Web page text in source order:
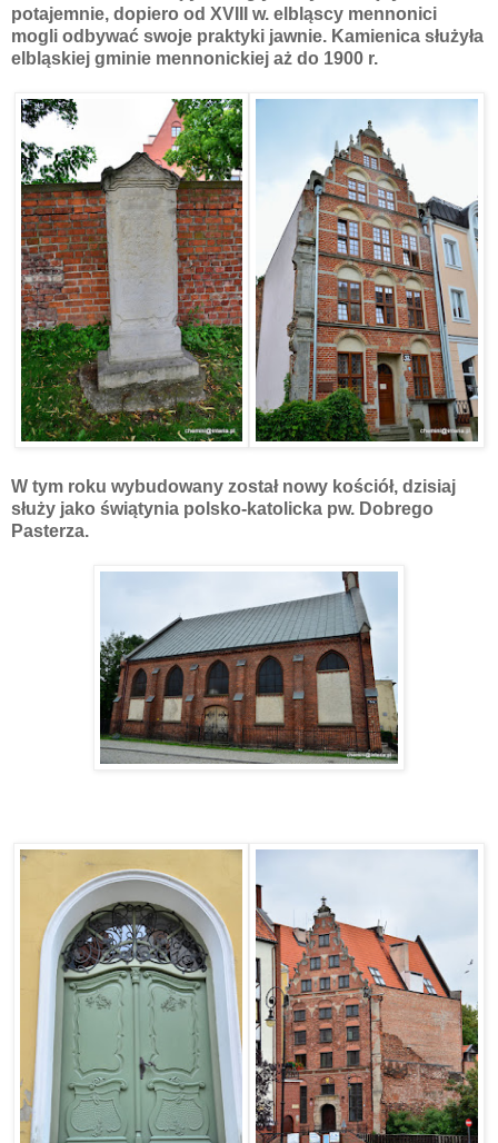
potajemnie, dopiero od XVIII w. elbląscy mennonici
mogli odbywać swoje praktyki jawnie. Kamienica służyła
elbląskiej gminie mennonickiej aż do 1900 r.
W tym roku wybudowany został nowy kościół, dzisiaj
służy jako świątynia polsko-katolicka pw. Dobrego
Pasterza.